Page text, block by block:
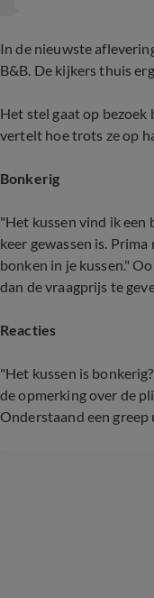
In de nieuwste
B&B. De kijkers thuis
Het stel gaat op
vertelt hoe trots ze op
Bonkerig
"Het kussen vind ik een
keer gewassen is.
bonken in je kussen."
dan de vraagprijs te
Reacties
"Het kussen is
de opmerking over de
Onderstaand een